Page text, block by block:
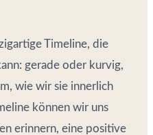
Timeline, die
gerade oder kurvig,
wie wir sie innerlich
können wir uns
erinnern, eine positive